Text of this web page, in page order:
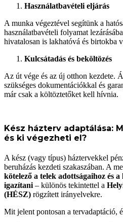
Használatbavételi eljárás
A munka végeztével segítünk a
használatbavételi folyamat
hivatalosan is lakhatóvá és birtokba
Kulcsátadás és beköltözés
Az út vége és az új otthon kezdete.
szükséges dokumentációkkal és
már csak a költöztetőket kell hívnia.
Kész házterv adaptálása:
és ki végezheti el?
A kész (vagy típus) háztervekkel
beruházás kezdeti szakaszában. A
kötelező a telek adottságaihoz és
igazítani – különös tekintettel a
(HÉSZ) rögzített irányelvekre.
Mit jelent pontosan a tervadaptáció,